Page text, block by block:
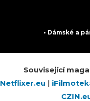
• Dámské a
Související
Netflixer.eu |